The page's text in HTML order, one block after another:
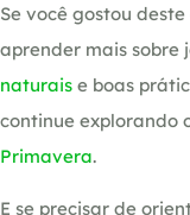
Se você gostou
aprender mais sobre
naturais e boas
continue explorando
Primavera.
E se precisar de